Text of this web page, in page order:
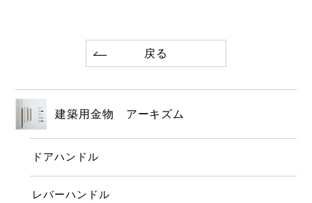
戻る
建築用金物 アーキズム
ドアハンドル
レバーハンドル